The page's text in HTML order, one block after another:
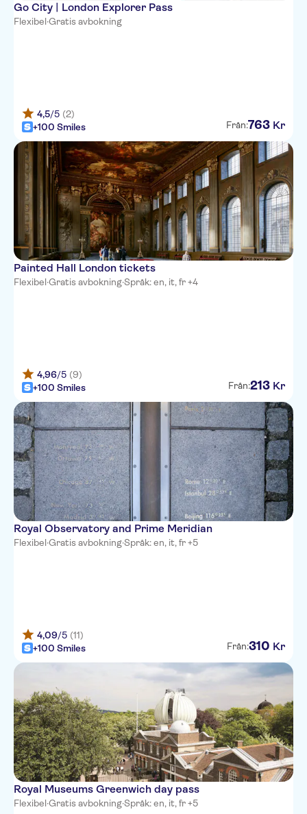
Go City | London Explorer Pass
Flexibel·Gratis avbokning
4,5/5 (2)
+100 Smiles
Från:763 Kr
Painted Hall London tickets
Flexibel·Gratis avbokning·Språk: en, it, fr +4
4,96/5 (9)
+100 Smiles
Från:213 Kr
Royal Observatory and Prime Meridian
Flexibel·Gratis avbokning·Språk: en, it, fr +5
4,09/5 (11)
+100 Smiles
Från:310 Kr
Royal Museums Greenwich day pass
Flexibel·Gratis avbokning·Språk: en, it, fr +5